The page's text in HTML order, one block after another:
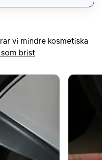
vi mindre kosmetiska
brist